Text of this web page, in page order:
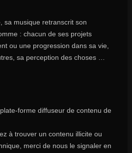
sa musique retranscrit son
: chacun de ses projets
ou une progression dans sa vie,
sa perception des choses …
forme diffuseur de contenu de
à trouver un contenu illicite ou
merci de nous le signaler en